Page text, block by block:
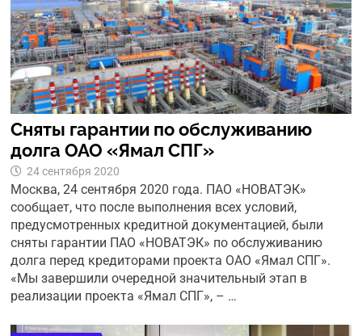
Сняты гарантии по обслуживанию
долга ОАО «Ямал СПГ»
24 сентября 2020
Москва, 24 сентября 2020 года. ПАО «НОВАТЭК»
сообщает, что после выполнения всех условий,
предусмотренных кредитной документацией, были
сняты гарантии ПАО «НОВАТЭК» по обслуживанию
долга перед кредиторами проекта ОАО «Ямал СПГ».
«Мы завершили очередной значительный этап в
реализации проекта «Ямал СПГ», – …